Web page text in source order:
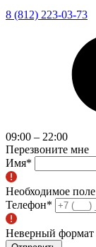
8 (812) 223-03-73
09:00 – 22:00
Перезвоните мне
Имя*
Необходимое поле
Телефон*
Неверный формат